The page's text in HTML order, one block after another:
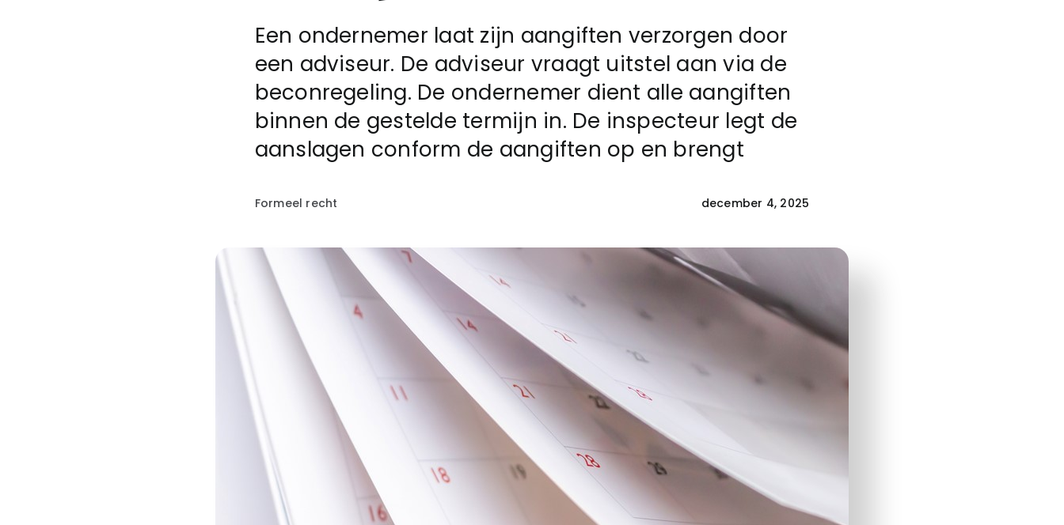
Een ondernemer laat zijn aangiften verzorgen door
een adviseur. De adviseur vraagt uitstel aan via de
beconregeling. De ondernemer dient alle aangiften
binnen de gestelde termijn in. De inspecteur legt de
aanslagen conform de aangiften op en brengt
Formeel recht december 4, 2025